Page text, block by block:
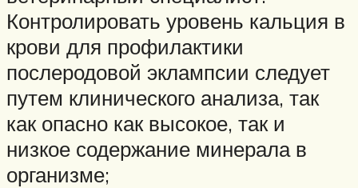
Контролировать уровень кальция в
крови для профилактики
послеродовой эклампсии следует
путем клинического анализа, так
как опасно как высокое, так и
низкое содержание минерала в
организме;